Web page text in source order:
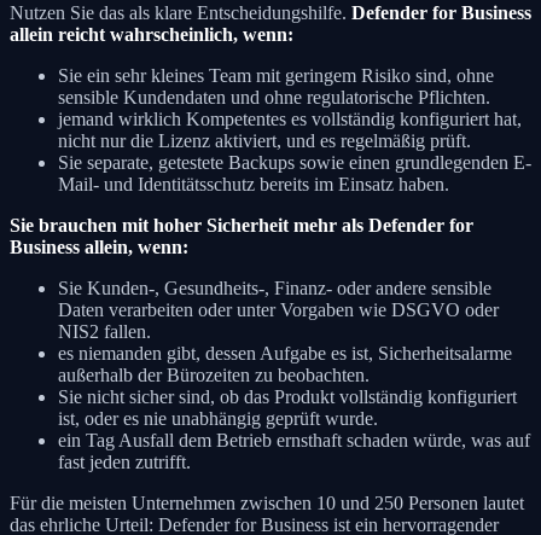
Nutzen Sie das als klare Entscheidungshilfe. Defender for Business
allein reicht wahrscheinlich, wenn:
Sie ein sehr kleines Team mit geringem Risiko sind, ohne
sensible Kundendaten und ohne regulatorische Pflichten.
jemand wirklich Kompetentes es vollständig konfiguriert hat,
nicht nur die Lizenz aktiviert, und es regelmäßig prüft.
Sie separate, getestete Backups sowie einen grundlegenden E-
Mail- und Identitätsschutz bereits im Einsatz haben.
Sie brauchen mit hoher Sicherheit mehr als Defender for
Business allein, wenn:
Sie Kunden-, Gesundheits-, Finanz- oder andere sensible
Daten verarbeiten oder unter Vorgaben wie DSGVO oder
NIS2 fallen.
es niemanden gibt, dessen Aufgabe es ist, Sicherheitsalarme
außerhalb der Bürozeiten zu beobachten.
Sie nicht sicher sind, ob das Produkt vollständig konfiguriert
ist, oder es nie unabhängig geprüft wurde.
ein Tag Ausfall dem Betrieb ernsthaft schaden würde, was auf
fast jeden zutrifft.
Für die meisten Unternehmen zwischen 10 und 250 Personen lautet
das ehrliche Urteil: Defender for Business ist ein hervorragender